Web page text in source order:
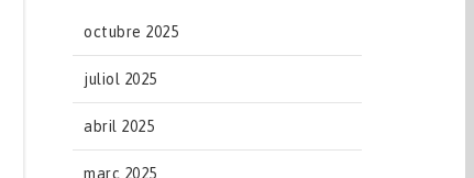
octubre 2025
juliol 2025
abril 2025
març 2025